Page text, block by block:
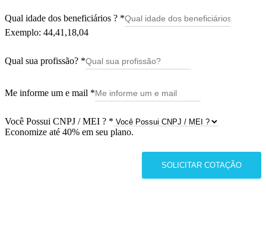
Qual idade dos beneficiários ? *
Exemplo: 44,41,18,04
Qual sua profissão? *
Me informe um e mail *
Você Possui CNPJ / MEI ? *
Economize até 40% em seu plano.
SOLICITAR COTAÇÃO